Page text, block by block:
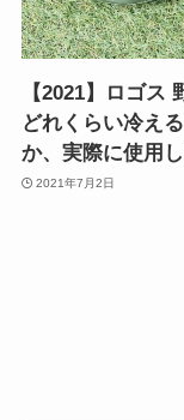
【2021】ロゴス
どれくらい冷え
か、実際に使用
2021年7月2日